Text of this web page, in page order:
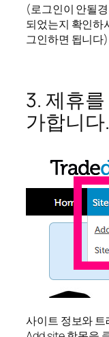
(로그인이 안될
되었는지 확인하
그인하면 됩니다)
3. 제휴
가합니다.
사이트 정보와